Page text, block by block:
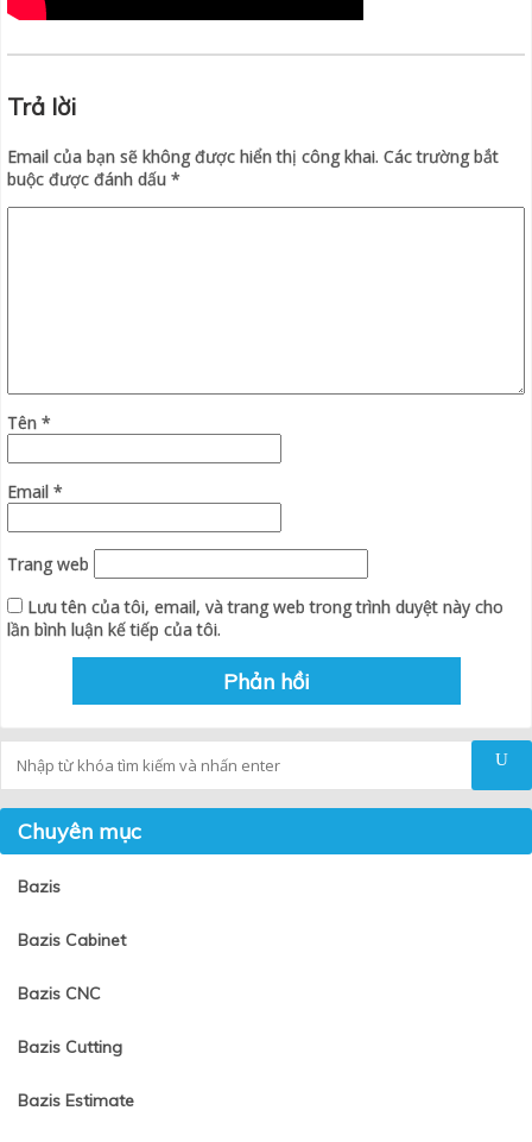
Trả lời
Email của bạn sẽ không được hiển thị công khai. Các trường bắt
buộc được đánh dấu *
Tên *
Email *
Trang web
Lưu tên của tôi, email, và trang web trong trình duyệt này cho
lần bình luận kế tiếp của tôi.
Chuyên mục
Bazis
Bazis Cabinet
Bazis CNC
Bazis Cutting
Bazis Estimate